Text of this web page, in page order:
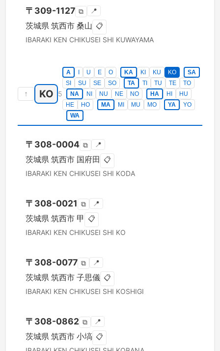
〒 309-1127 ⧉ 📍
茨城県 筑西市 桑山 📋
IBARAKI KEN CHIKUSEI SHI KUWAYAMA
↑ KO 5
A U E O KA KI KU KO
SA
SI
SU SE SO TA TI TU TE
TO
NA
NI NU NE NO HA HI
HU
HE
HO MA MI MU MO YA
YO
WA
〒 308-0004 ⧉ 📍
茨城県 筑西市 国府田 📋
IBARAKI KEN CHIKUSEI SHI KODA
〒 308-0021 ⧉ 📍
茨城県 筑西市 甲 📋
IBARAKI KEN CHIKUSEI SHI KO
〒 308-0077 ⧉ 📍
茨城県 筑西市 子思儀 📋
IBARAKI KEN CHIKUSEI SHI KOSHIGI
〒 308-0862 ⧉ 📍
茨城県 筑西市 小塙 📋